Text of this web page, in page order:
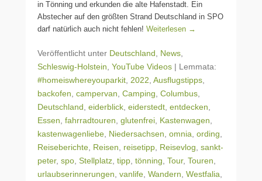
in Tönning und erkunden die alte Hafenstadt. Ein
Abstecher auf den größten Strand Deutschland in SPO
darf natürlich auch nicht fehlen! Weiterlesen →
Veröffentlicht unter Deutschland, News,
Schleswig-Holstein, YouTube Videos | Lemmata:
#homeiswhereyouparkit, 2022, Ausflugstipps,
backofen, campervan, Camping, Columbus,
Deutschland, eiderblick, eiderstedt, entdecken,
Essen, fahrradtouren, glutenfrei, Kastenwagen,
kastenwagenliebe, Niedersachsen, omnia, ording,
Reiseberichte, Reisen, reisetipp, Reisevlog, sankt-
peter, spo, Stellplatz, tipp, tönning, Tour, Touren,
urlaubserinnerungen, vanlife, Wandern, Westfalia,